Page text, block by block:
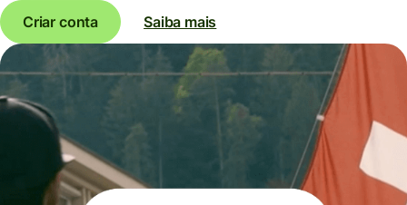
Criar conta
Saiba mais